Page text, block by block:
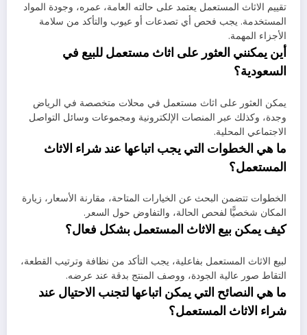
تقييم الاثاث المستعمل يعتمد على حالته العامة، عمره، وجودة المواد
المستخدمة. يجب فحص أي تصدعات أو عيوب والتأكد من سلامة
الأجزاء المهمة.
أين يمكنني العثور على اثاث مستعمل للبيع في
السعودية؟
يمكن العثور على اثاث مستعمل في محلات متخصصة في الرياض
وجدة، وكذلك عبر المنصات الإلكترونية ومجموعات وسائل التواصل
الاجتماعي المحلية.
ما هي الخطوات التي يجب اتباعها عند شراء الاثاث
المستعمل؟
الخطوات تتضمن البحث عن الخيارات المتاحة، مقارنة الأسعار، زيارة
المكان شخصيًّا لفحص الحالة، والتفاوض حول السعر.
كيف يمكن بيع الاثاث المستعمل بشكل فعال؟
لبيع الاثاث المستعمل بفاعلية، يجب التأكد من نظافة وترتيب القطعة،
التقاط صور عالية الجودة، ووصف المنتج بدقة عند عرضه.
ما هي النصائح التي يمكن اتباعها لتجنب الاحتيال عند
شراء الاثاث المستعمل؟